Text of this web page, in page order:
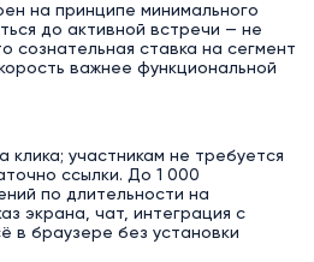
на принципе минимального
до активной встречи — не
сознательная ставка на сегмент
важнее функциональной
клика; участникам не требуется
ссылки. До 1 000
по длительности на
экрана, чат, интеграция с
в браузере без установки